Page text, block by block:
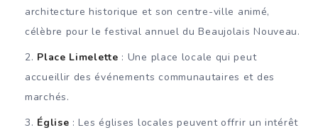
architecture historique et son centre-ville animé,
célèbre pour le festival annuel du Beaujolais Nouveau.
Place Limelette : Une place locale qui peut
accueillir des événements communautaires et des
marchés.
Église : Les églises locales peuvent offrir un intérêt